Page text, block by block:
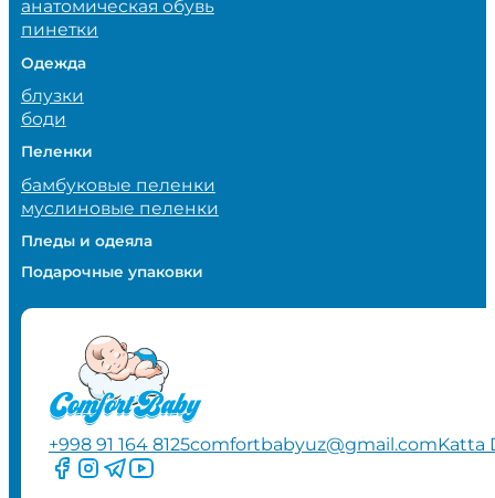
анатомическая обувь
пинетки
Одежда
блузки
боди
Пеленки
бамбуковые пеленки
муслиновые пеленки
Пледы и одеяла
Подарочные упаковки
+998 91 164 8125comfortbabyuz@gmail.comKatta
Следите за нами на Facebook
Следите за нами в Instagram
Следите за нами в Telegram
Следите за нами в YouTube